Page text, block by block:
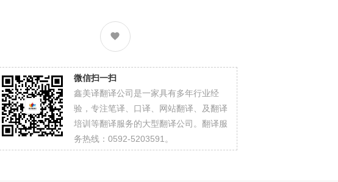
微信扫一扫
鑫美译翻译公司是一家具有多年行业经
验，专注笔译、口译、网站翻译、及翻译
培训等翻译服务的大型翻译公司。翻译服
务热线：0592-5203591。